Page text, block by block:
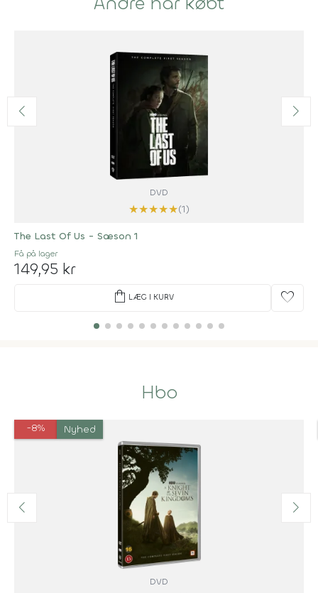
DVD
★★★★★(1)
The Last Of Us - Sæson 1
Få på lager
149,95 kr
shopping_bag LÆG I KURV favorite
Hbo
-8% Nyhed
DVD